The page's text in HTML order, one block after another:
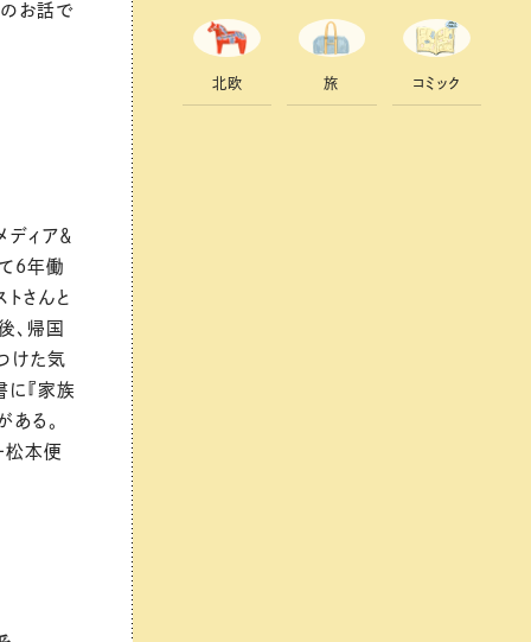
お話で
ディア＆
て6年働
トさんと
、帰国
けた気
に『家族
ある。
松本便
北欧 旅 コ ミ ック